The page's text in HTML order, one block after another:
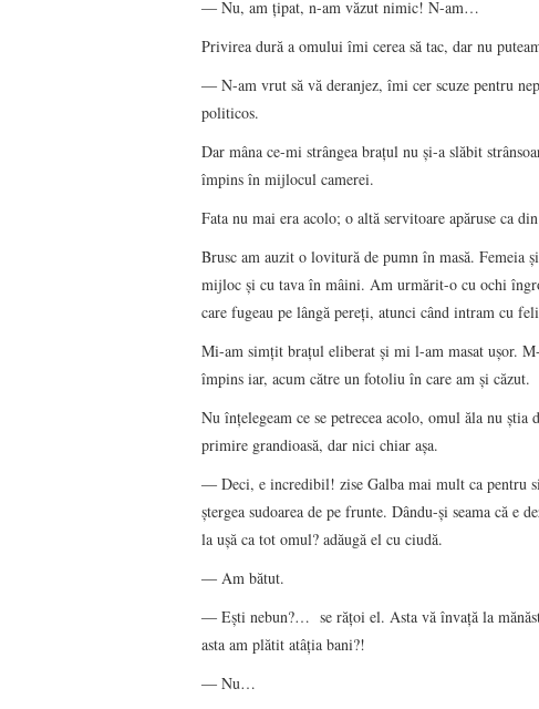
― Nu, am ţipat, n-am văzut nimic! N-am…
Privirea dură a omului îmi cerea să tac, dar nu
― N-am vrut să vă deranjez, îmi cer scuze pentru
politicos.
Dar mâna ce-mi strângea braţul nu şi-a slăbit
împins în mijlocul camerei.
Fata nu mai era acolo; o altă servitoare apăruse ca
Brusc am auzit o lovitură de pumn în masă. Femeia
mijloc şi cu tava în mâini. Am urmărit-o cu ochi
care fugeau pe lângă pereţi, atunci când intram cu
Mi-am simţit braţul eliberat şi mi l-am masat uşor.
împins iar, acum către un fotoliu în care am şi căzut.
Nu înţelegeam ce se petrecea acolo, omul ăla nu
primire grandioasă, dar nici chiar aşa.
― Deci, e incredibil! zise Galba mai mult ca pentru
ştergea sudoarea de pe frunte. Dându-şi seama că e
la uşă ca tot omul? adăugă el cu ciudă.
― Am bătut.
― Eşti nebun?… se răţoi el. Asta vă învaţă la
asta am plătit atâţia bani?!
― Nu…